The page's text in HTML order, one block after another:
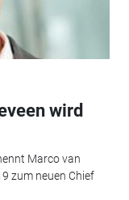
wird
Marco van
zum neuen Chief